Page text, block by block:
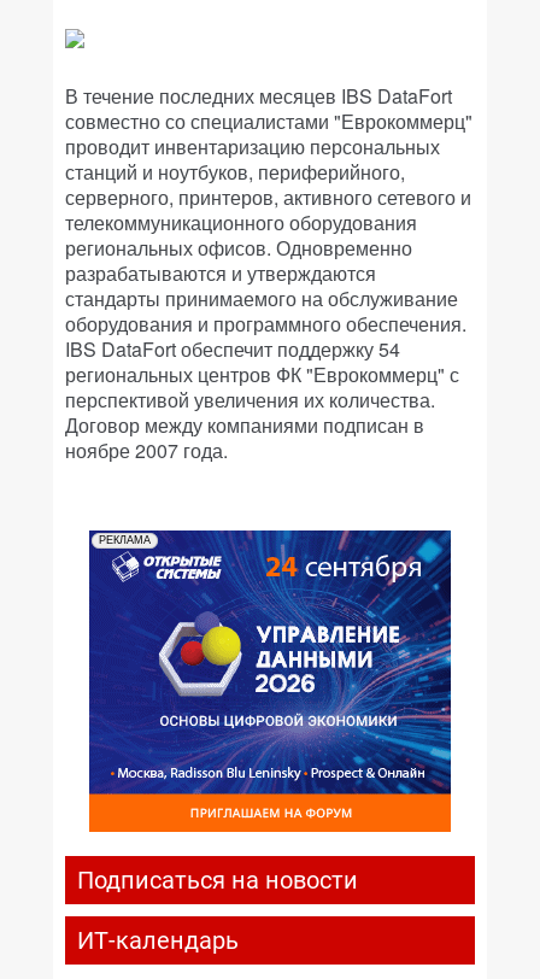
В течение последних месяцев IBS DataFort
совместно со специалистами "Еврокоммерц"
проводит инвентаризацию персональных
станций и ноутбуков, периферийного,
серверного, принтеров, активного сетевого и
телекоммуникационного оборудования
региональных офисов. Одновременно
разрабатываются и утверждаются
стандарты принимаемого на обслуживание
оборудования и программного обеспечения.
IBS DataFort обеспечит поддержку 54
региональных центров ФК "Еврокоммерц" с
перспективой увеличения их количества.
Договор между компаниями подписан в
ноябре 2007 года.
РЕКЛАМА
Подписаться на новости
ИТ-календарь